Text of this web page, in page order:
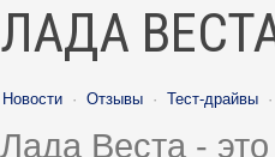
ЛАДА ВЕСТА
Новости · Отзывы · Тест-драйвы ·
Лада Веста -